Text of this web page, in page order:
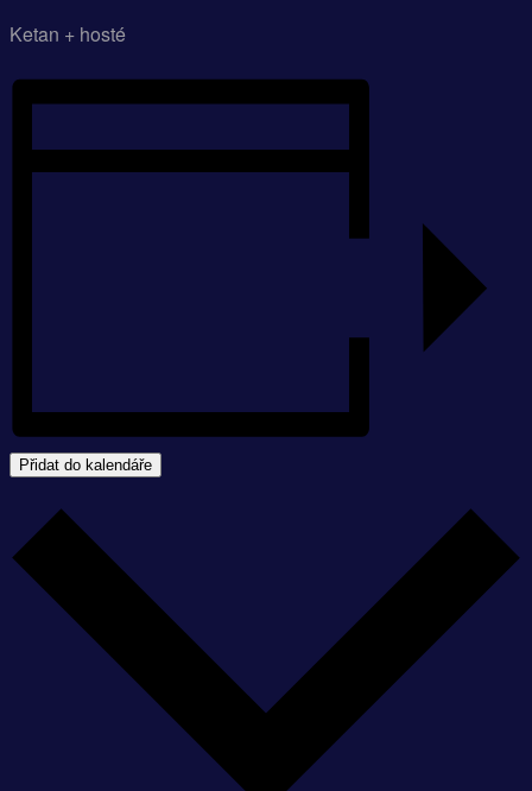
Ketan + hosté
Přidat do kalendáře